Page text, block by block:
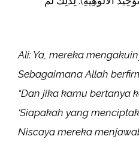
Ali: Ya, mereka
Sebagaimana Allah
“Dan jika kamu bertanya
‘Siapakah yang
Niscaya mereka